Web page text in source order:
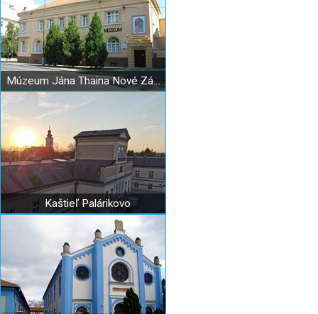
Múzeum Jána Thaina Nové Zámky
Kaštieľ Palárikovo